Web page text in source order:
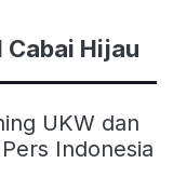
Cabai Hijau
UKW dan
Indonesia